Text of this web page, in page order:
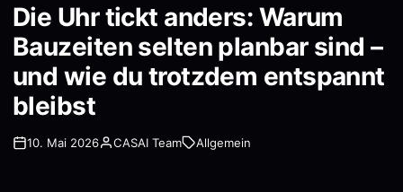
Die Uhr tickt anders: Warum
Bauzeiten selten planbar sind –
und wie du trotzdem entspannt
bleibst
10. Mai 2026 CASAI Team Allgemein